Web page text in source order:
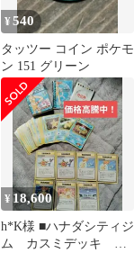
¥540
タッツー コイン ポケモ
ン 151 グリーン
¥18,600
h*K様 ■ハナダシティジ
ム カスミデッキ ポ